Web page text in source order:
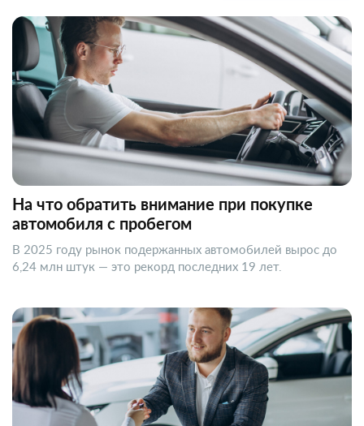
На что обратить внимание при покупке
автомобиля с пробегом
В 2025 году рынок подержанных автомобилей вырос до
6,24 млн штук — это рекорд последних 19 лет.